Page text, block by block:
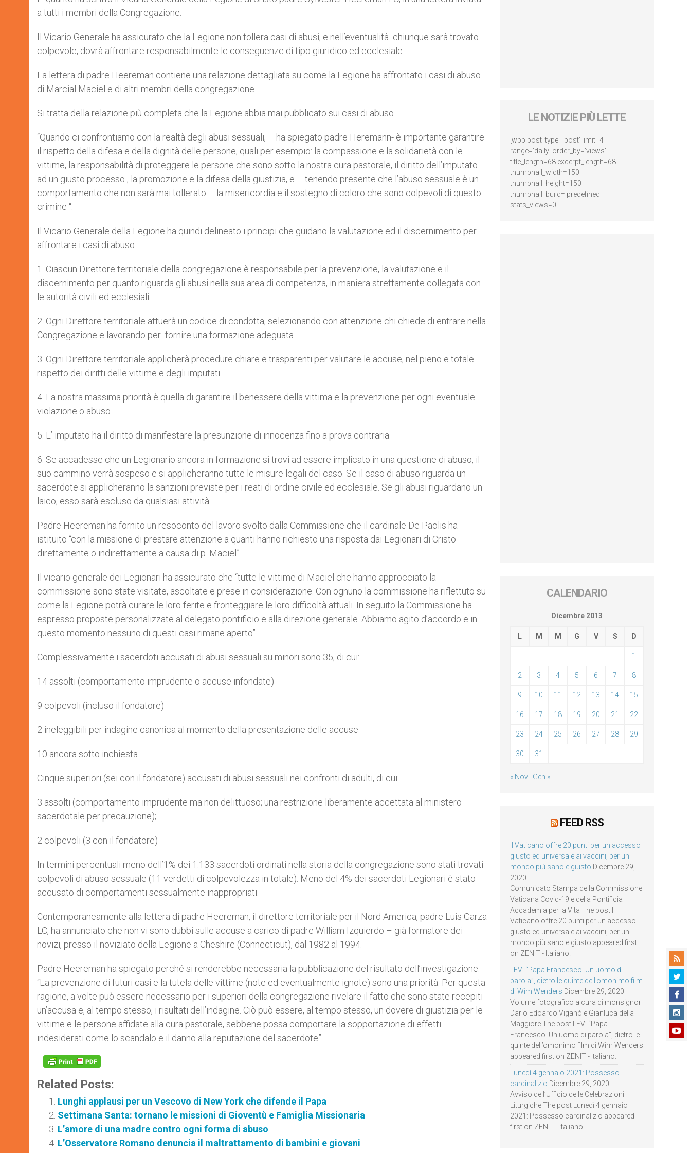
a tutti i membri della Congregazione.
Il Vicario Generale ha assicurato che la Legione non tollera casi di abusi, e nell’eventualità chiunque sarà trovato
colpevole, dovrà affrontare responsabilmente le conseguenze di tipo giuridico ed ecclesiale.
La lettera di padre Heereman contiene una relazione dettagliata su come la Legione ha affrontato i casi di abuso
di Marcial Maciel e di altri membri della congregazione.
Si tratta della relazione più completa che la Legione abbia mai pubblicato sui casi di abuso.
“Quando ci confrontiamo con la realtà degli abusi sessuali, – ha spiegato padre Heremann- è importante garantire
il rispetto della difesa e della dignità delle persone, quali per esempio: la compassione e la solidarietà con le
vittime, la responsabilità di proteggere le persone che sono sotto la nostra cura pastorale, il diritto dell’imputato
ad un giusto processo , la promozione e la difesa della giustizia, e – tenendo presente che l’abuso sessuale è un
comportamento che non sarà mai tollerato – la misericordia e il sostegno di coloro che sono colpevoli di questo
crimine “.
Il Vicario Generale della Legione ha quindi delineato i principi che guidano la valutazione ed il discernimento per
affrontare i casi di abuso :
1. Ciascun Direttore territoriale della congregazione è responsabile per la prevenzione, la valutazione e il
discernimento per quanto riguarda gli abusi nella sua area di competenza, in maniera strettamente collegata con
le autorità civili ed ecclesiali .
2. Ogni Direttore territoriale attuerà un codice di condotta, selezionando con attenzione chi chiede di entrare nella
Congregazione e lavorando per fornire una formazione adeguata.
3. Ogni Direttore territoriale applicherà procedure chiare e trasparenti per valutare le accuse, nel pieno e totale
rispetto dei diritti delle vittime e degli imputati.
4. La nostra massima priorità è quella di garantire il benessere della vittima e la prevenzione per ogni eventuale
violazione o abuso.
5. L’ imputato ha il diritto di manifestare la presunzione di innocenza fino a prova contraria.
6. Se accadesse che un Legionario ancora in formazione si trovi ad essere implicato in una questione di abuso, il
suo cammino verrà sospeso e si applicheranno tutte le misure legali del caso. Se il caso di abuso riguarda un
sacerdote si applicheranno la sanzioni previste per i reati di ordine civile ed ecclesiale. Se gli abusi riguardano un
laico, esso sarà escluso da qualsiasi attività.
Padre Heereman ha fornito un resoconto del lavoro svolto dalla Commissione che il cardinale De Paolis ha
istituito “con la missione di prestare attenzione a quanti hanno richiesto una risposta dai Legionari di Cristo
direttamente o indirettamente a causa di p. Maciel”.
Il vicario generale dei Legionari ha assicurato che “tutte le vittime di Maciel che hanno approcciato la
commissione sono state visitate, ascoltate e prese in considerazione. Con ognuno la commissione ha riflettuto su
come la Legione potrà curare le loro ferite e fronteggiare le loro difficoltà attuali. In seguito la Commissione ha
espresso proposte personalizzate al delegato pontificio e alla direzione generale. Abbiamo agito d’accordo e in
questo momento nessuno di questi casi rimane aperto”.
Complessivamente i sacerdoti accusati di abusi sessuali su minori sono 35, di cui:
14 assolti (comportamento imprudente o accuse infondate)
9 colpevoli (incluso il fondatore)
2 ineleggibili per indagine canonica al momento della presentazione delle accuse
10 ancora sotto inchiesta
Cinque superiori (sei con il fondatore) accusati di abusi sessuali nei confronti di adulti, di cui:
3 assolti (comportamento imprudente ma non delittuoso; una restrizione liberamente accettata al ministero
sacerdotale per precauzione);
2 colpevoli (3 con il fondatore)
In termini percentuali meno dell’1% dei 1.133 sacerdoti ordinati nella storia della congregazione sono stati trovati
colpevoli di abuso sessuale (11 verdetti di colpevolezza in totale). Meno del 4% dei sacerdoti Legionari è stato
accusato di comportamenti sessualmente inappropriati.
Contemporaneamente alla lettera di padre Heereman, il direttore territoriale per il Nord America, padre Luis Garza
LC, ha annunciato che non vi sono dubbi sulle accuse a carico di padre William Izquierdo – già formatore dei
novizi, presso il noviziato della Legione a Cheshire (Connecticut), dal 1982 al 1994.
Padre Heereman ha spiegato perché si renderebbe necessaria la pubblicazione del risultato dell’investigazione:
“La prevenzione di futuri casi e la tutela delle vittime (note ed eventualmente ignote) sono una priorità. Per questa
ragione, a volte può essere necessario per i superiori della congregazione rivelare il fatto che sono state recepiti
un’accusa e, al tempo stesso, i risultati dell’indagine. Ciò può essere, al tempo stesso, un dovere di giustizia per le
vittime e le persone affidate alla cura pastorale, sebbene possa comportare la sopportazione di effetti
indesiderati come lo scandalo e il danno alla reputazione del sacerdote”.
Related Posts:
Lunghi applausi per un Vescovo di New York che difende il Papa
Settimana Santa: tornano le missioni di Gioventù e Famiglia Missionaria
L’amore di una madre contro ogni forma di abuso
L’Osservatore Romano denuncia il maltrattamento di bambini e giovani
LE NOTIZIE PIÙ LETTE
[wpp post_type='post' limit=4
range='daily' order_by='views'
title_length=68 excerpt_length=68
thumbnail_width=150
thumbnail_height=150
thumbnail_build='predefined'
stats_views=0]
CALENDARIO
Dicembre 2013
L M M G V S D
1
2 3 4 5 6 7 8
9 10 11 12 13 14 15
16 17 18 19 20 21 22
23 24 25 26 27 28 29
30 31
« Nov Gen »
FEED RSS
Il Vaticano offre 20 punti per un accesso
giusto ed universale ai vaccini, per un
mondo più sano e giusto Dicembre 29,
2020
Comunicato Stampa della Commissione
Vaticana Covid-19 e della Pontificia
Accademia per la Vita The post Il
Vaticano offre 20 punti per un accesso
giusto ed universale ai vaccini, per un
mondo più sano e giusto appeared first
on ZENIT - Italiano.
LEV: “Papa Francesco. Un uomo di
parola”, dietro le quinte dell’omonimo film
di Wim Wenders Dicembre 29, 2020
Volume fotografico a cura di monsignor
Dario Edoardo Viganò e Gianluca della
Maggiore The post LEV: “Papa
Francesco. Un uomo di parola”, dietro le
quinte dell’omonimo film di Wim Wenders
appeared first on ZENIT - Italiano.
Lunedì 4 gennaio 2021: Possesso
cardinalizio Dicembre 29, 2020
Avviso dell’Ufficio delle Celebrazioni
Liturgiche The post Lunedì 4 gennaio
2021: Possesso cardinalizio appeared
first on ZENIT - Italiano.